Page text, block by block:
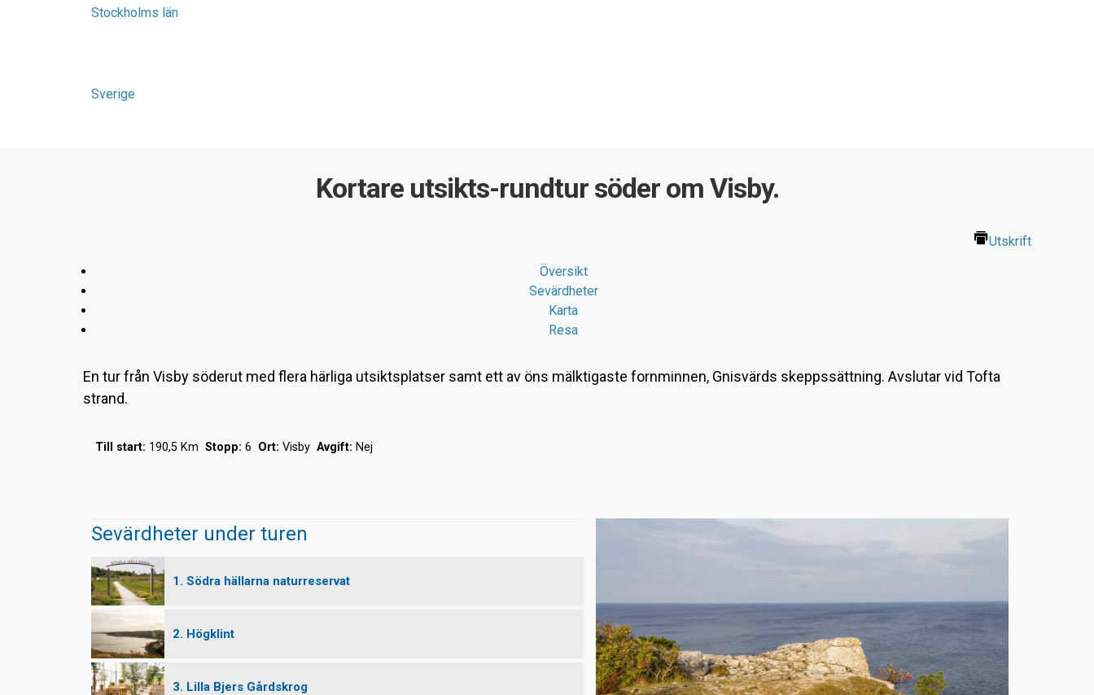
Stockholms län
Sverige
Kortare utsikts-rundtur söder om Visby.
Utskrift
Översikt
Sevärdheter
Karta
Resa
En tur från Visby söderut med flera härliga utsiktsplatser samt ett av öns mälktigaste fornminnen, Gnisvärds skeppssättning. Avslutar vid Tofta
strand.
Till start: 190,5 Km Stopp: 6 Ort: Visby Avgift: Nej
Sevärdheter under turen
1. Södra hällarna naturreservat
2. Högklint
3. Lilla Bjers Gårdskrog